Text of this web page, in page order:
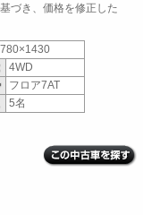
づき、価格を修正した
4WD
フロア7AT
5名